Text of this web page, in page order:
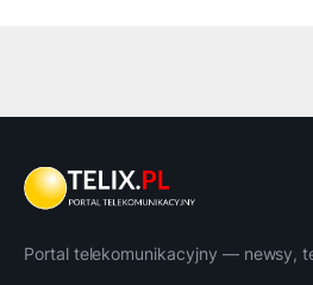
Portal telekomunikacyjny — newsy,